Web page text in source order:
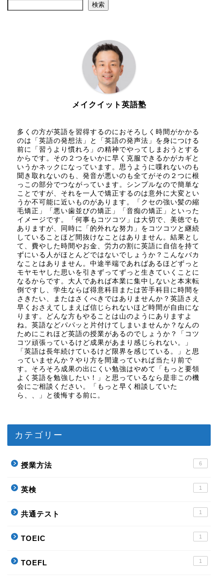
検索
メイクイット英語塾
多くの方が英語を習得するのにおそろしく時間がかかる
のは「英語の発想法」と「英語の発声法」を身につける
前に「習うより慣れろ」の精神でやってしまおうとする
からです。その２つをいかに早く克服できるかがカギと
いうかネックになっています。思うように喋れないのも
聞き取れないのも、発音が悪いのも全てがその２つに根
っこの部分でつながっています。シンプルなので簡単な
ことですが、それを一人で矯正するのは意外に大変とい
うか不可能に近いものがあります。「クセの強い髪の縮
毛矯正」「悪い歯並びの矯正」「音痴の矯正」といった
イメージです。「何事もコツコツ」は大切で、美徳でも
ありますが、同時に「的外れな努力」をコツコツと継続
していることほど間抜けなことはありません。結果とし
て、費やした時間やお金、労力の割に英語に自信を持て
ずにいる人がほとんどではないでしょうか？こんなバカ
なことはありません。中途半端であればあるほどずっと
モヤモヤした思いを引きずってずっと生きていくことに
なるからです。大人であれば本業に集中しないと本末転
倒ですし、学生ならば得意科目または苦手科目に時間を
さきたい、またはさくべきではありませんか？英語さえ
早くおさえてしまえば信じられないほど時間が自由にな
ります。どんな方もやることは山のようにありますよ
ね。英語などパパッと片付けてしまいませんか？なんの
ためにこれほど英語の授業があるのでしょうか？「コツ
コツ頑張っているけど成果があまり感じられない。」
「英語は長年続けているけど限界を感じている。」と思
っていませんか？やり方を間違っていれば当たり前で
す。そろそろ成果の出にくい勉強はやめて「もっと要領
よく英語を勉強したい！」と思っているなら是非この機
会にご相談ください。「もっと早く相談していた
ら、、」と後悔する前に。
カテゴリー
授業方法 6
英検 1
共通テスト 1
TOEIC 1
TOEFL 1